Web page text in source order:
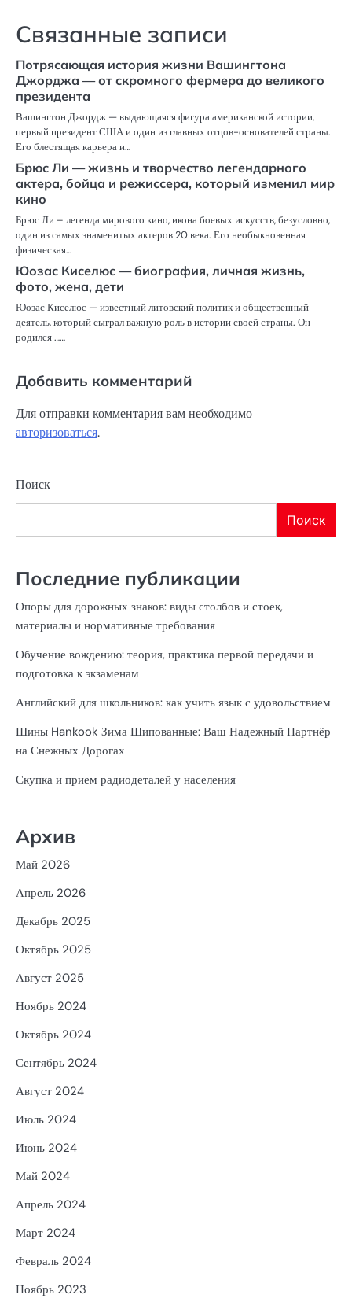
Связанные записи
Потрясающая история жизни Вашингтона
Джорджа — от скромного фермера до великого
президента
Вашингтон Джордж — выдающаяся фигура американской истории,
первый президент США и один из главных отцов-основателей страны.
Его блестящая карьера и…
Брюс Ли — жизнь и творчество легендарного
актера, бойца и режиссера, который изменил мир
кино
Брюс Ли – легенда мирового кино, икона боевых искусств, безусловно,
один из самых знаменитых актеров 20 века. Его необыкновенная
физическая…
Юозас Киселюс — биография, личная жизнь,
фото, жена, дети
Юозас Киселюс — известный литовский политик и общественный
деятель, который сыграл важную роль в истории своей страны. Он
родился ……
Добавить комментарий
Для отправки комментария вам необходимо
авторизоваться.
Поиск
Поиск
Последние публикации
Опоры для дорожных знаков: виды столбов и стоек,
материалы и нормативные требования
Обучение вождению: теория, практика первой передачи и
подготовка к экзаменам
Английский для школьников: как учить язык с удовольствием
Шины Hankook Зима Шипованные: Ваш Надежный Партнёр
на Снежных Дорогах
Скупка и прием радиодеталей у населения
Архив
Май 2026
Апрель 2026
Декабрь 2025
Октябрь 2025
Август 2025
Ноябрь 2024
Октябрь 2024
Сентябрь 2024
Август 2024
Июль 2024
Июнь 2024
Май 2024
Апрель 2024
Март 2024
Февраль 2024
Ноябрь 2023